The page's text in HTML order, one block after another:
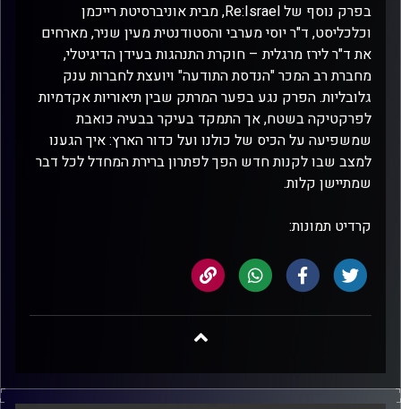
בפרק נוסף של Re:Israel, מבית אוניברסיטת רייכמן
וכלכליסט, ד"ר יוסי מערבי והסטודנטית מעין שניר, מארחים
את ד"ר לירז מרגלית – חוקרת התנהגות בעידן הדיגיטלי,
מחברת רב המכר "הנדסת התודעה" ויועצת לחברות ענק
גלובליות. הפרק נגע בפער המרתק שבין תיאוריות אקדמיות
לפרקטיקה בשטח, אך התמקד בעיקר בבעיה כואבת
שמשפיעה על הכיס של כולנו ועל כדור הארץ: איך הגענו
למצב שבו לקנות חדש הפך לפתרון ברירת המחדל לכל דבר
שמתיישן קלות.
קרדיט תמונות: